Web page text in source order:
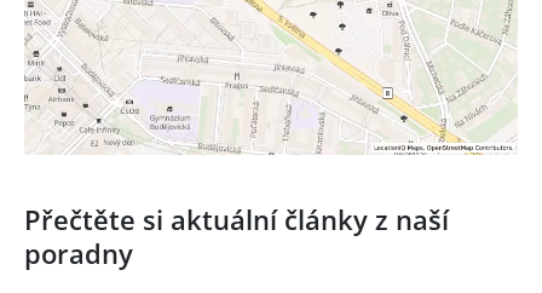
Přečtěte si aktuální články z naší
poradny